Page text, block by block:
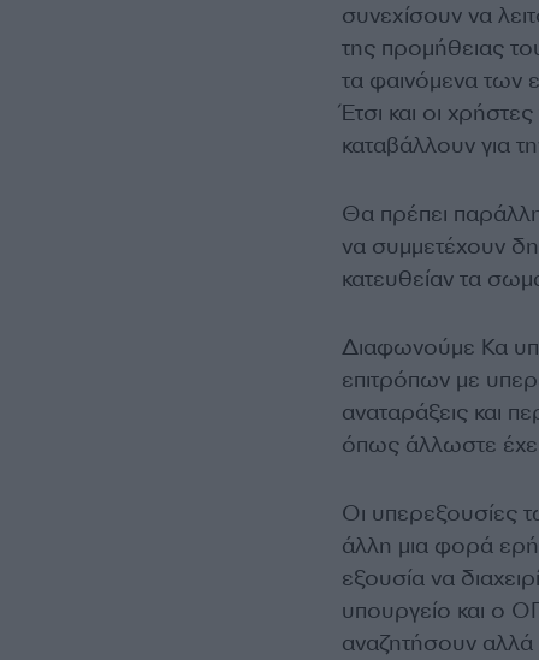
συνεχίσουν να
της προμήθειας
τα φαινόμενα των
Έτσι και οι
καταβάλλουν για
Θα πρέπει
να συμμετέχουν
κατευθείαν τα
Διαφωνούμε Κα
επιτρόπων με
αναταράξεις και
όπως άλλωστε
Οι υπερεξουσίες
άλλη μια φορά
εξουσία να
υπουργείο και ο
αναζητήσουν αλλά